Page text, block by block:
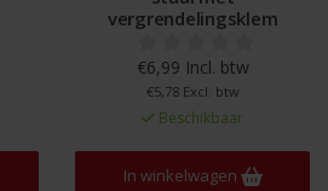
vergrendelingsklem
€6,99 Incl. btw
€5,78 Excl. btw
Beschikbaar
In winkelwagen